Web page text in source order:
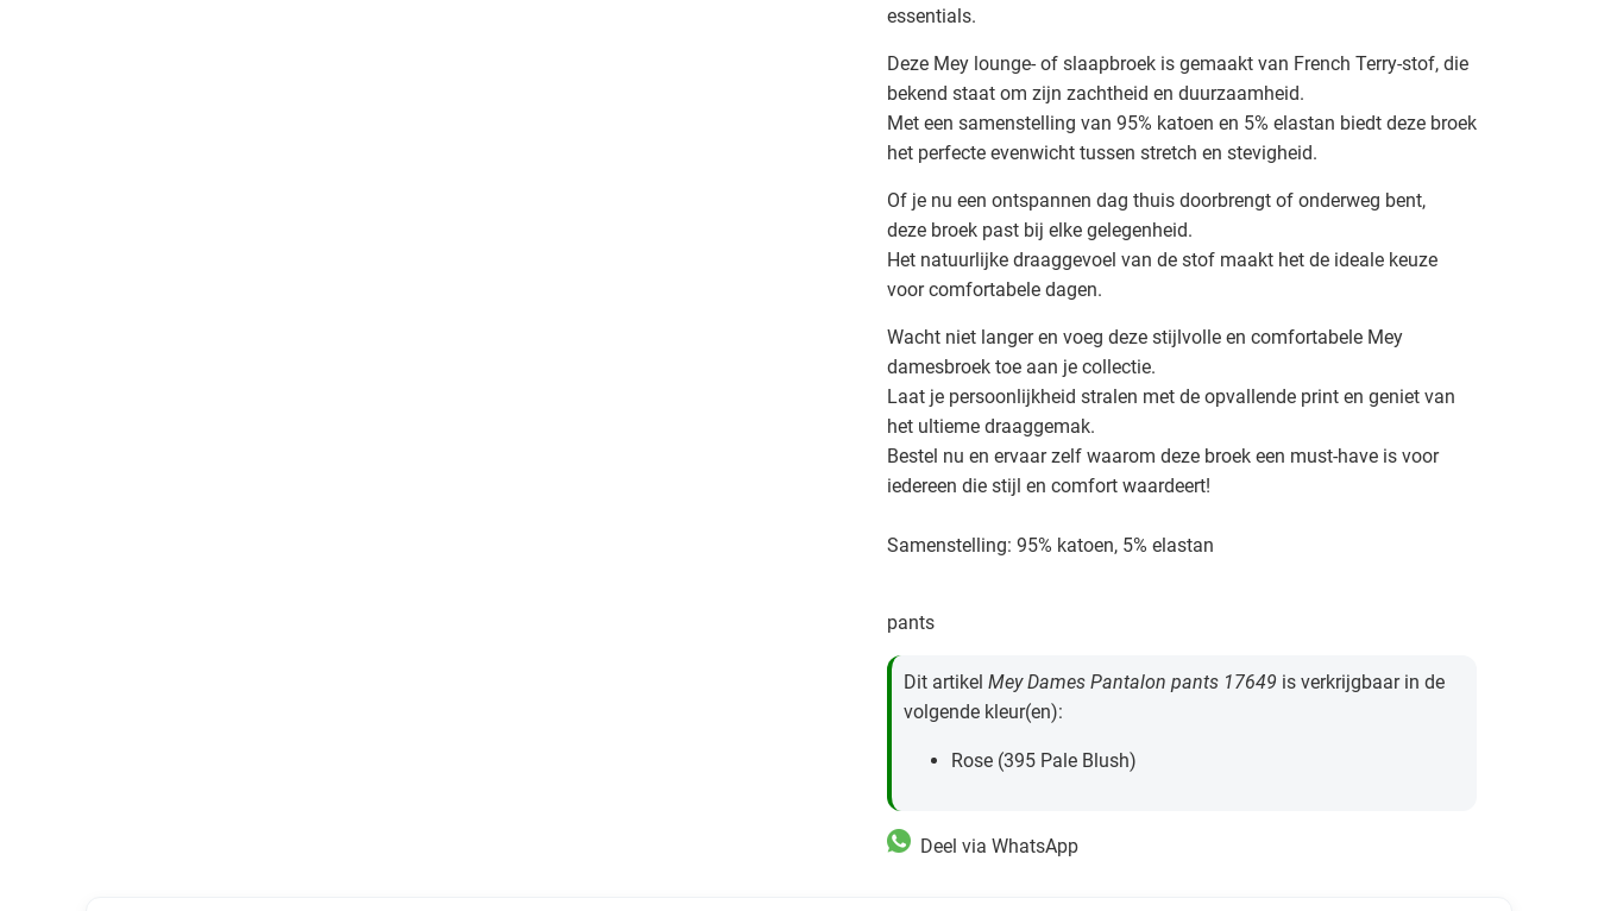
essentials.
Deze Mey lounge- of slaapbroek is gemaakt van French Terry-stof, die
bekend staat om zijn zachtheid en duurzaamheid.
Met een samenstelling van 95% katoen en 5% elastan biedt deze broek
het perfecte evenwicht tussen stretch en stevigheid.
Of je nu een ontspannen dag thuis doorbrengt of onderweg bent,
deze broek past bij elke gelegenheid.
Het natuurlijke draaggevoel van de stof maakt het de ideale keuze
voor comfortabele dagen.
Wacht niet langer en voeg deze stijlvolle en comfortabele Mey
damesbroek toe aan je collectie.
Laat je persoonlijkheid stralen met de opvallende print en geniet van
het ultieme draaggemak.
Bestel nu en ervaar zelf waarom deze broek een must-have is voor
iedereen die stijl en comfort waardeert!
Samenstelling: 95% katoen, 5% elastan
pants
Dit artikel Mey Dames Pantalon pants 17649 is verkrijgbaar in de
volgende kleur(en):
Rose (395 Pale Blush)
Deel via WhatsApp